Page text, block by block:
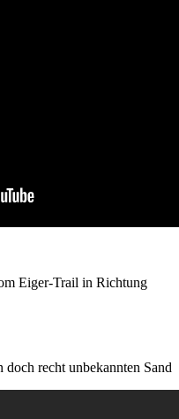
Eiger-Trail in Richtung
recht unbekannten Sand